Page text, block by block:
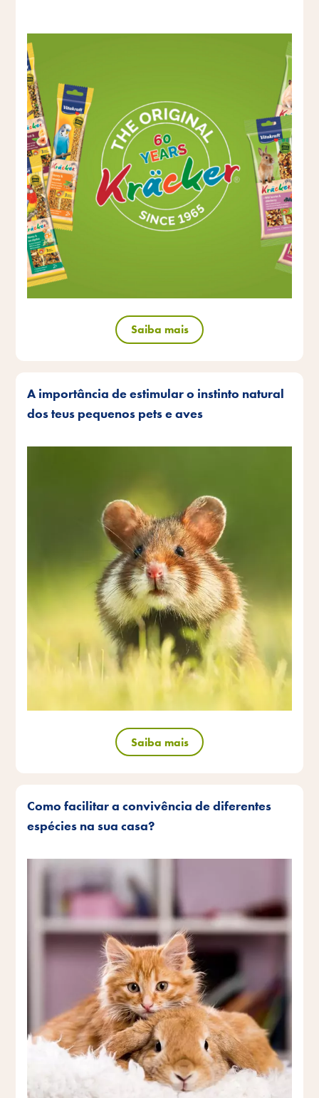
Saiba mais
A importância de estimular o instinto natural
dos teus pequenos pets e aves
Saiba mais
Como facilitar a convivência de diferentes
espécies na sua casa?